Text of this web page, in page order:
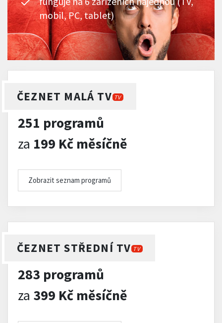
mobil, PC, tablet)
ČEZNET MALÁ TV TV
251 programů
za 199 Kč měsíčně
Zobrazit seznam programů
ČEZNET STŘEDNÍ TV TV
283 programů
za 399 Kč měsíčně